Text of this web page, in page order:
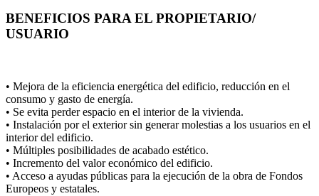
BENEFICIOS PARA EL PROPIETARIO/
USUARIO
• Mejora de la eficiencia energética del edificio, reducción en el
consumo y gasto de energía.
• Se evita perder espacio en el interior de la vivienda.
• Instalación por el exterior sin generar molestias a los usuarios en el
interior del edificio.
• Múltiples posibilidades de acabado estético.
• Incremento del valor económico del edificio.
• Acceso a ayudas públicas para la ejecución de la obra de Fondos
Europeos y estatales.